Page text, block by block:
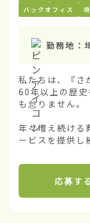
バックオフィス
勤務地：
私たちは、『さ
60年以上の歴
も怠りません。
年々増え続ける
ービスを提供し
応募する